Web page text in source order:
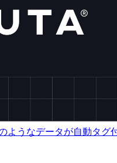
うなデータが自動タグ